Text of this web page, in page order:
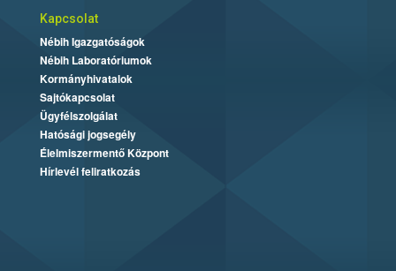
Kapcsolat
Nébih Igazgatóságok
Nébih Laboratóriumok
Kormányhivatalok
Sajtókapcsolat
Ügyfélszolgálat
Hatósági jogsegély
Élelmiszermentő Központ
Hírlevél feliratkozás